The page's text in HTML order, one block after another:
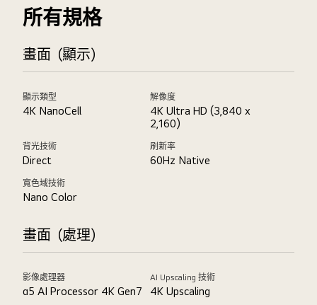
所有規格
畫面（顯示）
顯示類型
4K NanoCell
解像度
4K Ultra HD (3,840 x
2,160)
背光技術
Direct
刷新率
60Hz Native
寬色域技術
Nano Color
畫面（處理）
影像處理器
α5 AI Processor 4K Gen7
AI Upscaling 技術
4K Upscaling